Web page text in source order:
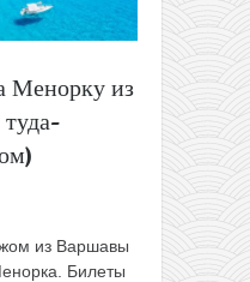
Менорку из
из Варшавы
Билеты